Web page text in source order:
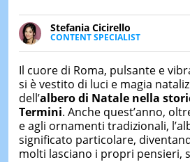
Stefania Cicirello
CONTENT SPECIALIST
Content writer, video editor e
conseguito un Master in
Marketing. Scrive articoli in
contenuti per social media,
Società, Moda e Bellezza.
Il cuore di Roma, pulsante e
si è vestito di luci e magia
dell’albero di Natale nella
Termini. Anche quest’anno,
e agli ornamenti tradizionali,
significato particolare,
molti lasciano i propri pensieri,